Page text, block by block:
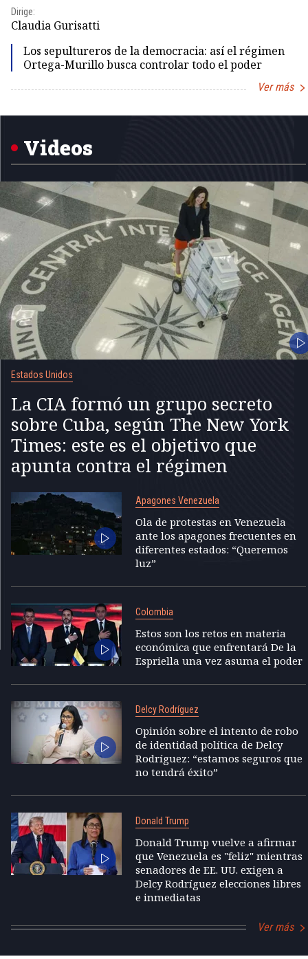
Dirige:
Claudia Gurisatti
Los sepultureros de la democracia: así el régimen
Ortega-Murillo busca controlar todo el poder
Ver más
1
Videos
Estados Unidos
La CIA formó un grupo secreto
sobre Cuba, según The New York
Times: este es el objetivo que
apunta contra el régimen
Apagones Venezuela
Ola de protestas en Venezuela
ante los apagones frecuentes en
diferentes estados: “Queremos
luz”
Colombia
Estos son los retos en materia
económica que enfrentará De la
Espriella una vez asuma el poder
Delcy Rodríguez
Opinión sobre el intento de robo
de identidad política de Delcy
Rodríguez: “estamos seguros que
no tendrá éxito”
Donald Trump
Donald Trump vuelve a afirmar
que Venezuela es "feliz" mientras
senadores de EE. UU. exigen a
Delcy Rodríguez elecciones libres
e inmediatas
Ver más